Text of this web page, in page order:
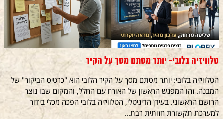
טלוויזיה בלובי- יותר מסתם מסך על הקיר
הטלוויזיה בלובי: יותר מסתם מסך על הקיר הלובי הוא "כרטיס הביקור" של
המבנה. זהו המפגש הראשון של האורח עם החלל, והמקום שבו נוצר
הרושם הראשוני. בעידן הדיגיטלי, הטלוויזיה בלובי הפכה מכלי בידור
למערכת תקשורת חזותית רבת...